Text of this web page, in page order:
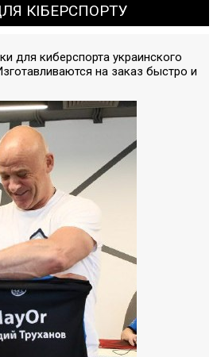
КІБЕРСПОРТУ
для киберспорта украинского
на заказ быстро и